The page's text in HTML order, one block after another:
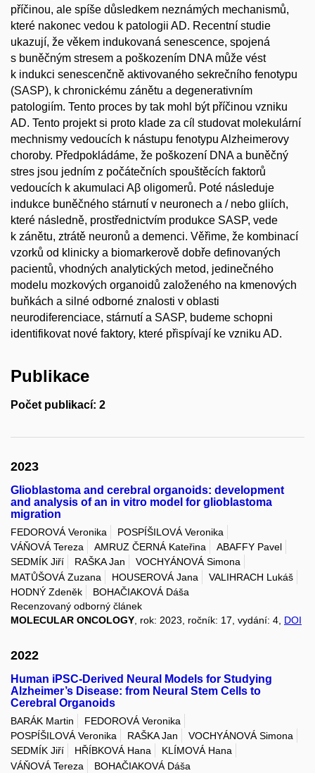
příčinou, ale spíše důsledkem neznámých mechanismů,
které nakonec vedou k patologii AD. Recentní studie
ukazují, že věkem indukovaná senescence, spojená
s buněčným stresem a poškozením DNA může vést
k indukci senescenčně aktivovaného sekrečního fenotypu
(SASP), k chronickému zánětu a degenerativním
patologiím. Tento proces by tak mohl být příčinou vzniku
AD. Tento projekt si proto klade za cíl studovat molekulární
mechnismy vedoucích k nástupu fenotypu Alzheimerovy
choroby. Předpokládáme, že poškození DNA a buněčný
stres jsou jedním z počátečních spouštěcích faktorů
vedoucích k akumulaci Aβ oligomerů. Poté následuje
indukce buněčného stárnutí v neuronech a / nebo gliích,
které následně, prostřednictvím produkce SASP, vede
k zánětu, ztrátě neuronů a demenci. Věřime, že kombinací
vzorků od klinicky a biomarkerově dobře definovaných
pacientů, vhodných analytických metod, jedinečného
modelu mozkových organoidů založeného na kmenových
buňkách a silné odborné znalosti v oblasti
neurodiferenciace, stárnutí a SASP, budeme schopni
identifikovat nové faktory, které přispívají ke vzniku AD.
Publikace
Počet publikací: 2
2023
Glioblastoma and cerebral organoids: development
and analysis of an in vitro model for glioblastoma
migration
FEDOROVÁ Veronika
POSPÍŠILOVÁ Veronika
VÁŇOVÁ Tereza
AMRUZ ČERNÁ Kateřina
ABAFFY Pavel
SEDMÍK Jiří
RAŠKA Jan
VOCHYÁNOVÁ Simona
MATŮŠOVÁ Zuzana
HOUSEROVÁ Jana
VALIHRACH Lukáš
HODNÝ Zdeněk
BOHAČIAKOVÁ Dáša
Recenzovaný odborný článek
MOLECULAR ONCOLOGY , rok: 2023, ročník: 17, vydání: 4, DOI
2022
Human iPSC-Derived Neural Models for Studying
Alzheimer’s Disease: from Neural Stem Cells to
Cerebral Organoids
BARÁK Martin
FEDOROVÁ Veronika
POSPÍŠILOVÁ Veronika
RAŠKA Jan
VOCHYÁNOVÁ Simona
SEDMÍK Jiří
HŘÍBKOVÁ Hana
KLÍMOVÁ Hana
VÁŇOVÁ Tereza
BOHAČIAKOVÁ Dáša